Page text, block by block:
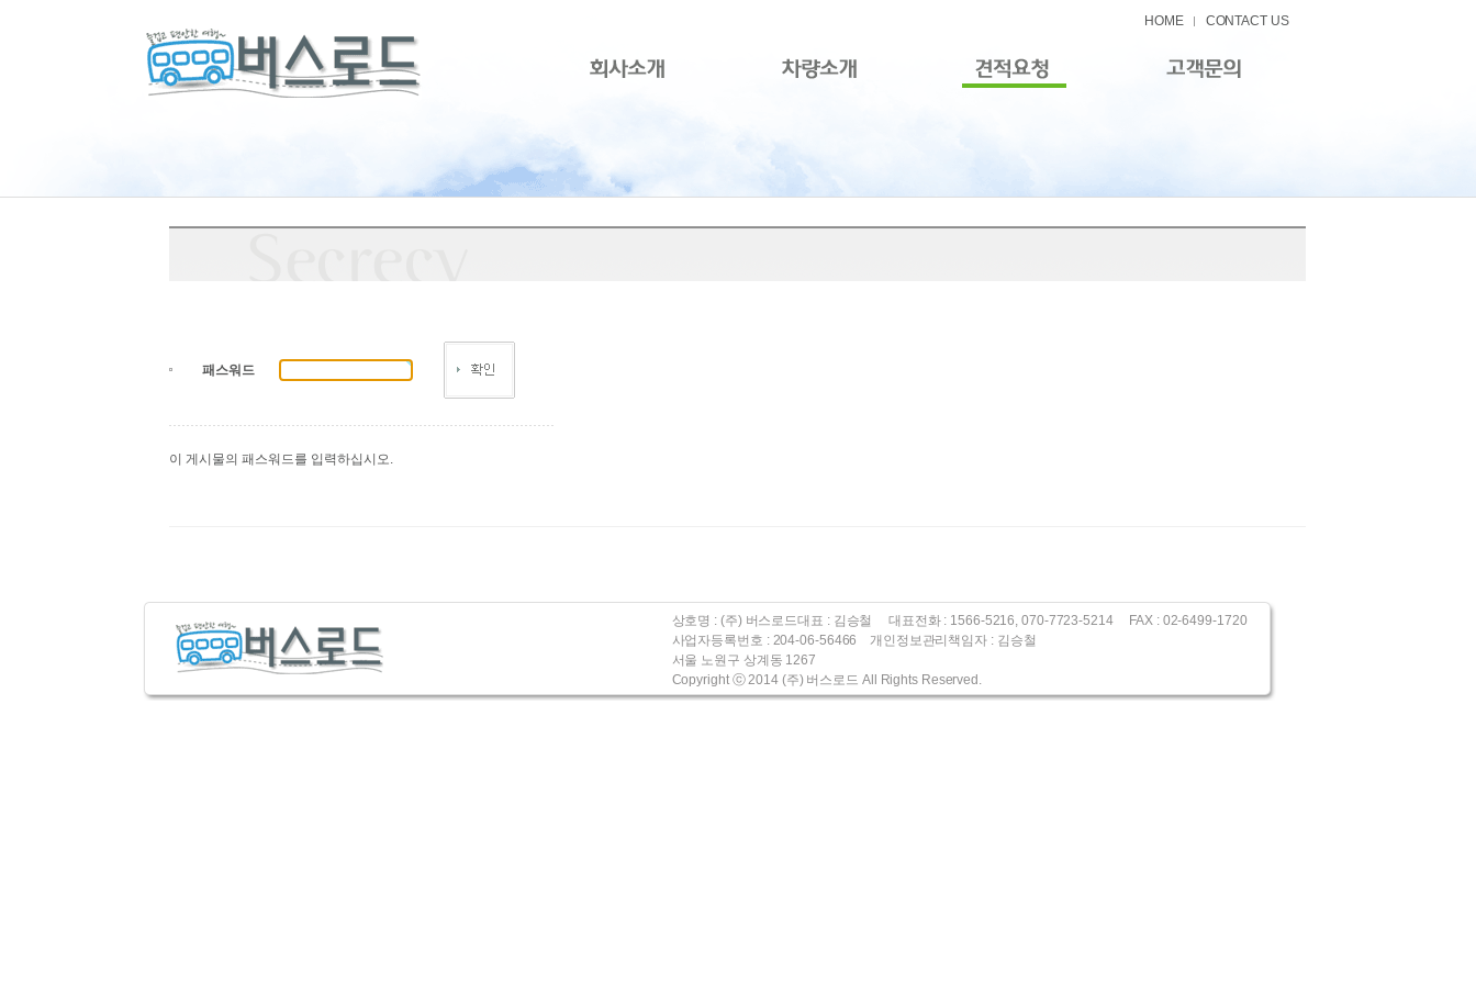
HOME CONTACT US
패스워드
이 게시물의 패스워드를 입력하십시오.
상호명 : (주) 버스로드대표 : 김승철 대표전화 : 1566-5216, 070-7723-5214 FAX : 02-6499-1720
사업자등록번호 : 204-06-56466 개인정보관리책임자 : 김승철
서울 노원구 상계동 1267
Copyright ⓒ 2014 (주) 버스로드 All Rights Reserved.